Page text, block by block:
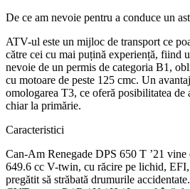
De ce am nevoie pentru a conduce un
ATV-ul este un mijloc de transport ce
către cei cu mai puțină experiență, fiind
nevoie de un permis de categoria B1,
cu motoare de peste 125 cmc. Un
omologarea T3, ce oferă posibilitatea
chiar la primărie.
Caracteristici
Can-Am Renegade DPS 650 T ’21
649.6 cc V-twin, cu răcire pe lichid,
pregătit să străbată drumurile